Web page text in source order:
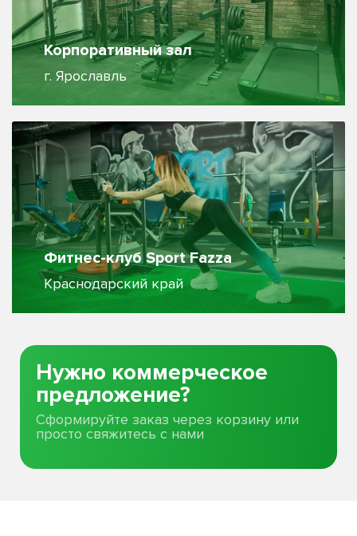
Корпоративный зал
г. Ярославль
Фитнес-клуб Sport Fazza
Краснодарский край
Нужно коммерческое
предложение?
Сформируйте заказ через корзину или
просто свяжитесь с нами